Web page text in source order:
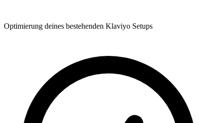
Optimierung deines bestehenden Klaviyo Setups